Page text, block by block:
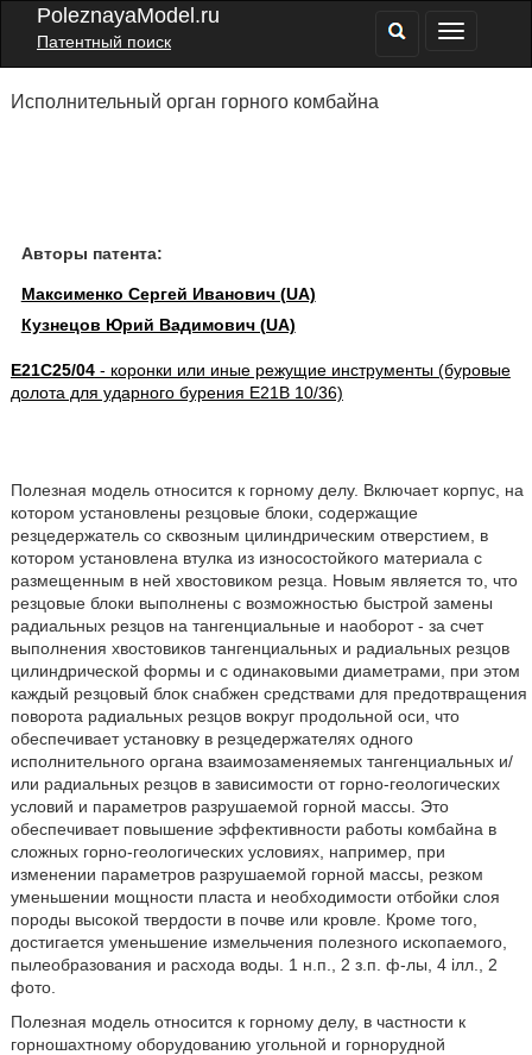
PoleznayaModel.ru
Патентный поиск
Исполнительный орган горного комбайна
Авторы патента:
Максименко Сергей Иванович (UA)
Кузнецов Юрий Вадимович (UA)
E21C25/04- коронки или иные режущие инструменты (буровые
долота для ударного бурения E21B 10/36)
Полезная модель относится к горному делу. Включает корпус, на
котором установлены резцовые блоки, содержащие
резцедержатель со сквозным цилиндрическим отверстием, в
котором установлена втулка из износостойкого материала с
размещенным в ней хвостовиком резца. Новым является то, что
резцовые блоки выполнены с возможностью быстрой замены
радиальных резцов на тангенциальные и наоборот - за счет
выполнения хвостовиков тангенциальных и радиальных резцов
цилиндрической формы и с одинаковыми диаметрами, при этом
каждый резцовый блок снабжен средствами для предотвращения
поворота радиальных резцов вокруг продольной оси, что
обеспечивает установку в резцедержателях одного
исполнительного органа взаимозаменяемых тангенциальных и/
или радиальных резцов в зависимости от горно-геологических
условий и параметров разрушаемой горной массы. Это
обеспечивает повышение эффективности работы комбайна в
сложных горно-геологических условиях, например, при
изменении параметров разрушаемой горной массы, резком
уменьшении мощности пласта и необходимости отбойки слоя
породы высокой твердости в почве или кровле. Кроме того,
достигается уменьшение измельчения полезного ископаемого,
пылеобразования и расхода воды. 1 н.п., 2 з.п. ф-лы, 4 iлл., 2
фото.
Полезная модель относится к горному делу, в частности к
горношахтному оборудованию угольной и горнорудной